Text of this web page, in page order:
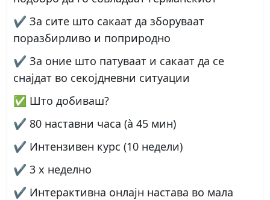
✔️ За сите што сакаат да зборуваат
поразбирливо и поприродно
✔️ За оние што патуваат и сакаат да се
снајдат во секојдневни ситуации
✅ Што добиваш?
✔ 80 наставни часа (à 45 мин)
✔ Интензивен курс (10 недели)
✔ 3 x неделно
✔ Интерактивна онлајн настава во мала